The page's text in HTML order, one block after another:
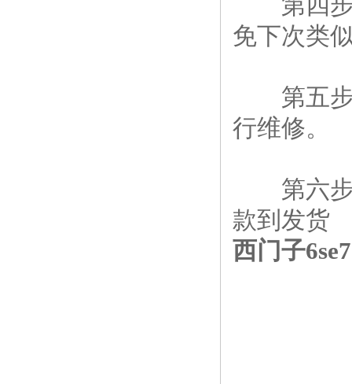
免下次类
第五步
行维修。
第六步
款到发货
西门子